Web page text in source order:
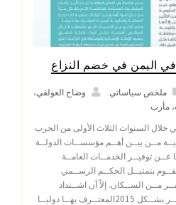
اليمن في خضم النزاع
ملخص سياساتي
وضاح العولقي،
، مأرب
خلال السنوات الثلاث الأولى من الحرب
مــن بيــن أهــم مؤسســات الدولــة
توفيــر الخدمــات العامــة
بتمثيــل الحكــم الرســمي
مــن الســكان. إلاّ أن اشــتداد
النــزاع الدائــر بيــن الحكومة أثــر بشــكل 2015المعتــرف بهــا دوليــا